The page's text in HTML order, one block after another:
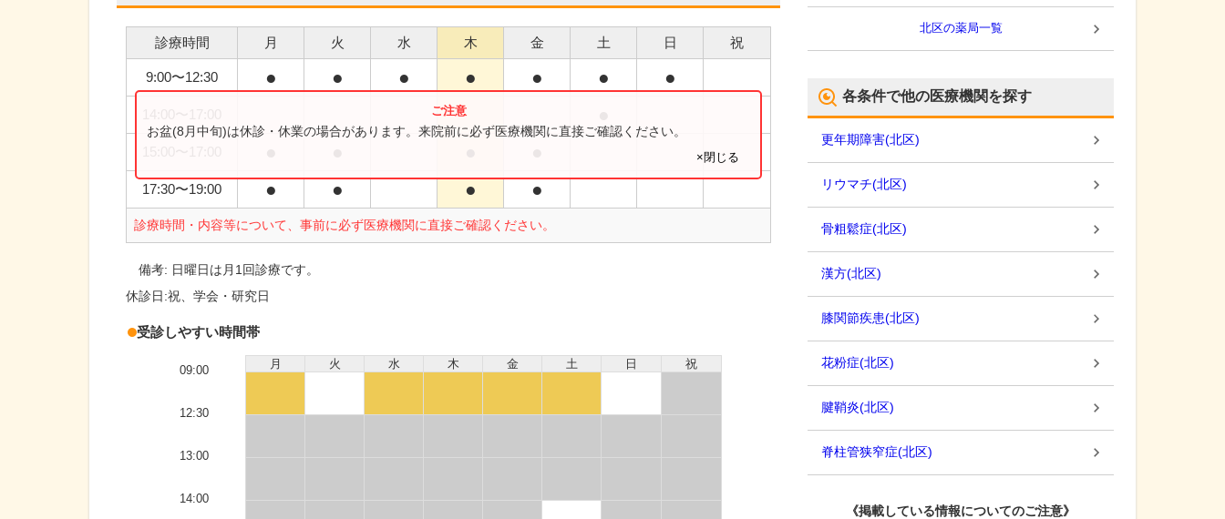
診療時間 月 火 水 木 金 土 日 祝
9:00〜12:30 ● ● ● ● ● ● ●
17:30〜19:00 ● ● ● ●
診療時間・内容等について、事前に必ず医療機関に直接ご確認ください。
お盆(8月中旬)は休診・休業の場合があります。来院前に必ず医療機関に直接ご確認ください。
×閉じる
備考: 日曜日は月1回診療です。
休診日:祝、学会・研究日
受診しやすい時間帯
月 火 水 木 金 土 日 祝
09:00
12:30
13:00
14:00
北区の薬局一覧
各条件で他の医療機関を探す
更年期障害(北区)
リウマチ(北区)
骨粗鬆症(北区)
漢方(北区)
膝関節疾患(北区)
花粉症(北区)
腱鞘炎(北区)
脊柱管狭窄症(北区)
《掲載している情報についてのご注意》